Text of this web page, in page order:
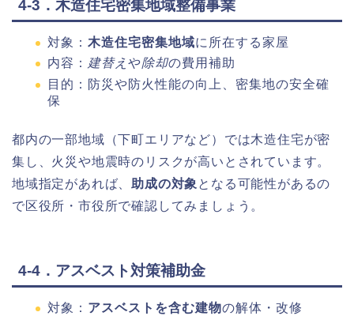
4-3．木造住宅密集地域整備事業
対象： 木造住宅密集地域に所在する家屋
内容： 建替えや除却の費用補助
目的：防災や防火性能の向上、密集地の安全確
保
都内の一部地域（下町エリアなど）では木造住宅が密
集し、火災や地震時のリスクが高いとされています。
地域指定があれば、助成の対象 となる可能性があるの
で区役所・市役所で確認してみましょう。
4-4．アスベスト対策補助金
対象： アスベストを含む建物の解体・改修